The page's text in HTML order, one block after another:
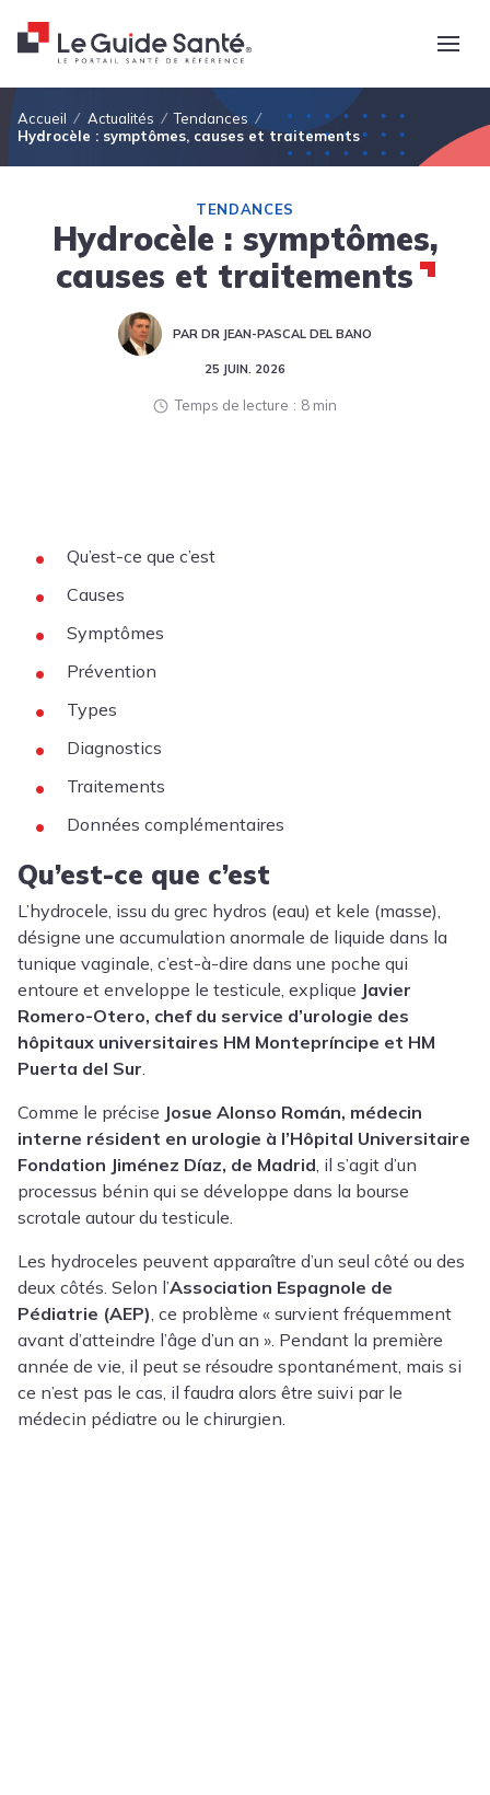
Fil d'Ariane
Accueil Actualités
Tendances
Hydrocèle : symptômes, causes et traitements
TENDANCES
Hydrocèle : symptômes,
causes et traitements
PAR DR JEAN-PASCAL DEL BANO
25 JUIN. 2026
Temps de lecture 8 min
Qu’est-ce que c’est
Causes
Symptômes
Prévention
Types
Diagnostics
Traitements
Données complémentaires
Qu’est-ce que c’est
L’hydrocele, issu du grec hydros (eau) et kele (masse),
désigne une accumulation anormale de liquide dans la
tunique vaginale, c’est-à-dire dans une poche qui
entoure et enveloppe le testicule, explique Javier
Romero-Otero, chef du service d’urologie des
hôpitaux universitaires HM Montepríncipe et HM
Puerta del Sur.
Comme le précise Josue Alonso Román, médecin
interne résident en urologie à l’Hôpital Universitaire
Fondation Jiménez Díaz, de Madrid, il s’agit d’un
processus bénin qui se développe dans la bourse
scrotale autour du testicule.
Les hydroceles peuvent apparaître d’un seul côté ou des
deux côtés. Selon l’Association Espagnole de
Pédiatrie (AEP), ce problème « survient fréquemment
avant d’atteindre l’âge d’un an ». Pendant la première
année de vie, il peut se résoudre spontanément, mais si
ce n’est pas le cas, il faudra alors être suivi par le
médecin pédiatre ou le chirurgien.